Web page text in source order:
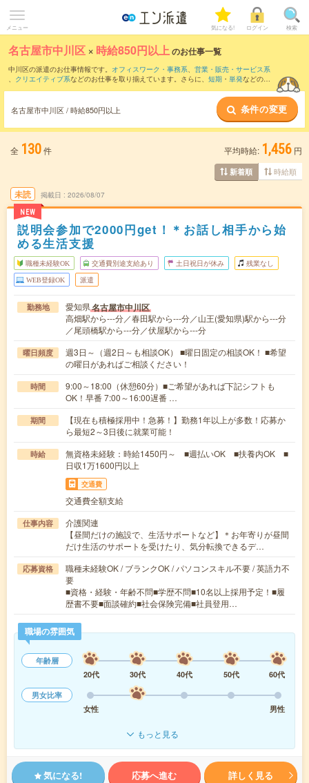
メニュー 気になる! ログイン 検索
名古屋市中川区 × 時給850円以上のお仕事一覧
中川区の派遣のお仕事情報です。 オフィスワーク・事務系、 営業・販売・サービス系
、 クリエイティブ系などのお仕事を取り揃えています。さらに、 短期 ・ 単発などの期
時給1150円以上・ 1800円以上の求人はこちら
当サイトでは法令を遵守し、最低賃金以上の求人のみを掲載しています。
名古屋市中川区 / 時給850円以上 条件の変更
全 130件 平均時給: 1,456 円
新着順 時給順
未読
NEW
掲載日 2026/08/07
説明会参加で2000円get！＊お話し相手から始
める生活支援
職種未経験OK 交通費別途支給あり 土日祝日が休み 残業なし
WEB登録OK 派遣
勤務地 愛知県名古屋市中川区
高畑駅から---分／春田駅から---分／山王(愛知県)駅から---分
／尾頭橋駅から---分／伏屋駅から---分
曜日頻度
週3日～（週2日～も相談OK） ■曜日固定の相談OK！ ■希望
の曜日があればご相談ください！
時間
9:00～18:00（休憩60分）■ご希望があれば下記シフトも
OK！早番 7:00～16:00遅番 …
期間
【現在も積極採用中！急募！】勤務1年以上が多数！応募か
ら最短2～3日後に就業可能！
時給
無資格未経験：時給1450円～ ■週払いOK ■扶養内OK ■
日収1万1600円以上
交通費
交通費全額支給
仕事内容
介護関連
【昼間だけの施設で、生活サポートなど】＊お年寄りが昼間
だけ生活のサポートを受けたり、気分転換できるデ…
応募資格
職種未経験OK / ブランクOK / パソコンスキル不要 / 英語力不
要
■資格・経験・年齢不問■学歴不問■10名以上採用予定！■履
歴書不要■面談確約■社会保険完備■社員登用…
職場の雰囲気
年齢層
20代
30代 40代 50代
60代
男女比率
女性
男性
もっと見る
気になる! 応募へ進む 詳しく見る